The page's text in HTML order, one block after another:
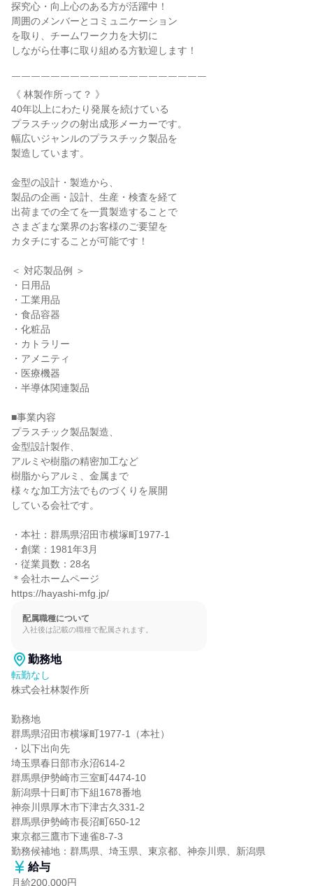
探究心・向上心のある方が活躍中！
周囲のメンバーとコミュニケーション
を取り、チームワーク力を大切に
しながら仕事に取り組める方歓迎します！
￣￣￣￣￣￣￣￣￣￣￣￣￣￣￣￣￣￣￣￣
《 林製作所って？ 》
40年以上にわたり発展を続けている
プラスチックの射出成形メーカーです。
幅広いジャンルのプラスチック製品を
製造しています。
金型の設計・製造から、
製品の企画・設計、生産・検査を経て
出荷までの全てを一貫製造することで
さまざまな業界のお客様のご要望を
カタチにすることが可能です！
＜ 対応製品例 ＞
・日用品
・工業用品
・食品容器
・化粧品
・カトラリー
・アメニティ
・医療機器
・半導体関連製品
■事業内容
プラスチック製品製造、
金型設計製作、
アルミや樹脂の精密加工など
樹脂からアルミ、金属まで
様々な加工方法でものづくりを展開
している会社です。
・本社：群馬県沼田市横塚町1977-1
・創業：1981年3月
・従業員数：28名
＊会社ホームページ
https://hayashi-mfg.jp/
配属職種について
入社後は記載の職種で配属されます。
勤務地
転勤なし
株式会社林製作所
勤務地
群馬県沼田市横塚町1977-1（本社）
・以下出向先
埼玉県春日部市永沼614-2
群馬県伊勢崎市三室町4474-10
新潟県十日町市下組1678番地
神奈川県厚木市下津古久331-2
群馬県伊勢崎市長沼町650-12
東京都三鷹市下連雀8-7-3
勤務候補地：群馬県、埼玉県、東京都、神奈川県、新潟県
給与
月給200,000円